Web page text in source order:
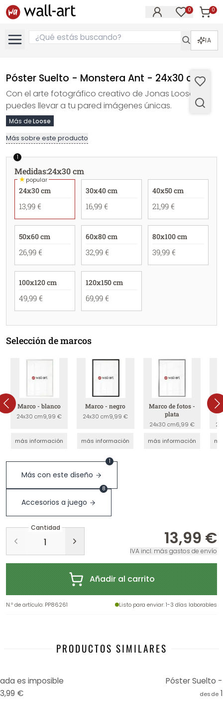
0 0
IA
Póster Suelto - Monstera Ant - 24x30 cm
Con el arte fotográfico creativo de Jonas Loose,
puedes llevar a tu pared imágenes únicas.
Más deLoose
Más sobre este producto
1
Medidas:24x30 cm
★popular
24x30 cm
13,99 €
30x40 cm
16,99 €
40x50 cm
21,99 €
50x60 cm
26,99 €
60x80 cm
32,99 €
80x100 cm
39,99 €
100x120 cm
49,99 €
120x150 cm
69,99 €
Selección de marcos
Marco - blanco
24x30 cm9,99 €
más información
Marco - negro
24x30 cm9,99 €
más información
Marco de fotos -
plata
24x30 cm6,99 €
más información
Más con este diseño
1
Accesorios a juego
8
Cantidad
13,99 €
IVA incl. más gastos de envío
Añadir al carrito
N.º de artículo: PP86261 Listo para enviar: 1-3 días laborables
PRODUCTOS SIMILARES
es imposible
€
Póster Suelto
desde